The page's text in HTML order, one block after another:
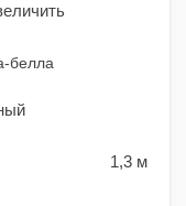
белла
1,3 м